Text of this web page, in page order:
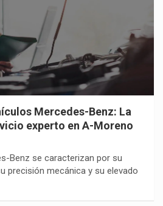
Mercedes-Benz: La
experto en A-Moreno
Benz se caracterizan por su
precisión mecánica y su elevado